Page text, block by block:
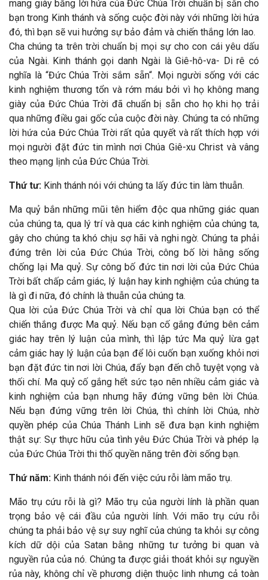
mang giày bằng lời hứa của Đức Chúa Trời chuẩn bị sẵn cho
bạn trong Kinh thánh và sống cuộc đời này với những lời hứa
đó, thì bạn sẽ vui hưởng sự bảo đảm và chiến thắng lớn lao.
Cha chúng ta trên trời chuẩn bị mọi sự cho con cái yêu dấu
của Ngài. Kinh thánh gọi danh Ngài là Giê-hô-va- Di rê có
nghĩa là “Đức Chúa Trời sắm sẵn“. Mọi người sống với các
kinh nghiệm thương tổn và rớm máu bởi vì họ không mang
giày của Đức Chúa Trời đã chuẩn bị sẵn cho họ khi họ trải
qua những điều gai gốc của cuộc đời này. Chúng ta có những
lời hứa của Đức Chúa Trời rất qủa quyết và rất thích hợp với
mọi người đặt đức tin mình nơi Chúa Giê-xu Christ và vâng
theo mạng lịnh của Đức Chúa Trời.
Thứ tư: Kinh thánh nói với chúng ta lấy đức tin làm thuẫn.
Ma quỷ bắn những mũi tên hiểm độc qua những giác quan
của chúng ta, qua lý trí và qua các kinh nghiệm của chúng ta,
gây cho chúng ta khó chịu sợ hãi và nghi ngờ. Chúng ta phải
đứng trên lời của Đức Chúa Trời, công bố lời hằng sống
chống lại Ma quỷ. Sự công bố đức tin nơi lời của Đức Chúa
Trời bất chấp cảm giác, lý luận hay kinh nghiệm của chúng ta
là gì đi nữa, đó chính là thuẫn của chúng ta.
Qua lời của Đức Chúa Trời và chỉ qua lời Chúa bạn có thể
chiến thắng được Ma quỷ. Nếu bạn cố gắng đứng bên cảm
giác hay trên lý luận của mình, thì lập tức Ma quỷ lừa gạt
cảm giác hay lý luận của bạn để lôi cuốn bạn xuống khỏi nơi
bạn đặt đức tin nơi lời Chúa, đẩy bạn đến chỗ tuyệt vọng và
thối chí. Ma quỷ cố gắng hết sức tạo nên nhiều cảm giác và
kinh nghiệm của bạn nhưng hãy đứng vững bên lời Chúa.
Nếu bạn đứng vững trên lời Chúa, thì chính lời Chúa, nhờ
quyền phép của Chúa Thánh Linh sẽ đưa bạn kinh nghiệm
thật sự: Sự thực hữu của tình yêu Đức Chúa Trời và phép lạ
của Đức Chúa Trời thi thố quyền năng trên đời sống bạn.
Thứ năm: Kinh thánh nói đến việc cứu rỗi làm mão trụ.
Mão trụ cứu rỗi là gì? Mão trụ của người lính là phần quan
trọng bảo vệ cái đầu của người lính. Với mão trụ cứu rỗi
chúng ta phải bảo vệ sự suy nghĩ của chúng ta khỏi sự công
kích dữ dội của Satan bằng những tư tưởng bi quan và
nguyền rủa của nó. Chúng ta được giải thoát khỏi sự nguyền
rủa này, không chỉ về phương diện thuộc linh nhưng cả toàn